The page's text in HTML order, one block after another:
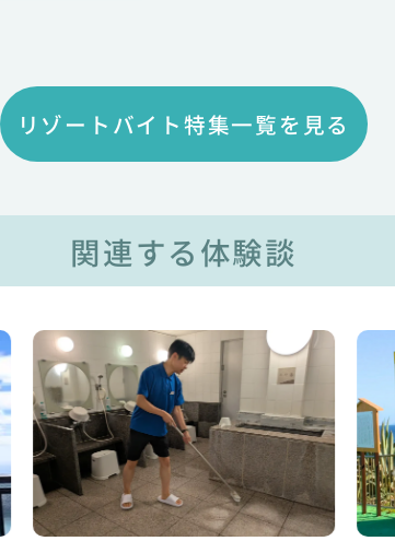
リゾートバイト特集一覧を見る
関連する体験談